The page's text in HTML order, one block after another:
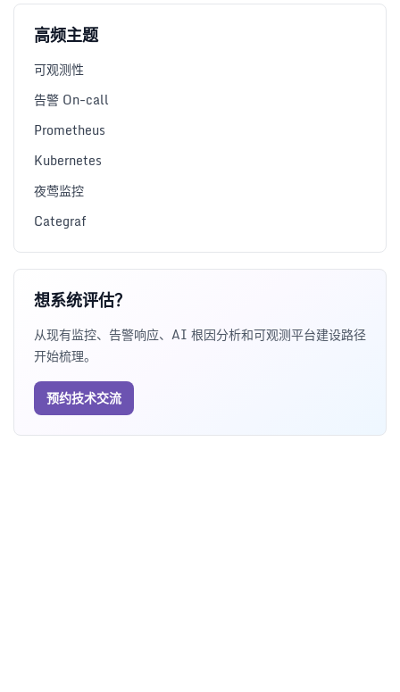
高频主题
可观测性
告警 On-call
Prometheus
Kubernetes
夜莺监控
Categraf
想系统评估？
从现有监控、告警响应、AI 根因分析和可观测平台建设路径
开始梳理。
预约技术交流